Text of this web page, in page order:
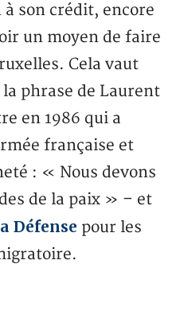
son crédit, encore
un moyen de faire
Cela vaut
phrase de Laurent
en 1986 qui a
française et
: « Nous devons
de la paix » – et
Défense pour les